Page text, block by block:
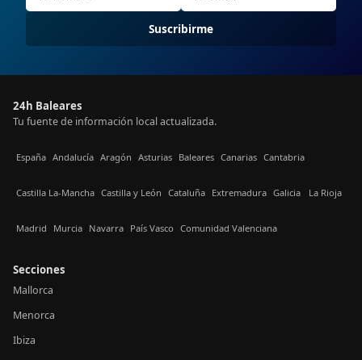
Suscribirme
24h Baleares
Tu fuente de información local actualizada.
España Andalucía Aragón Asturias Baleares Canarias Cantabria
Castilla La-Mancha Castilla y León Cataluña Extremadura Galicia La Rioja
Madrid Murcia Navarra País Vasco Comunidad Valenciana
Secciones
Mallorca
Menorca
Ibiza